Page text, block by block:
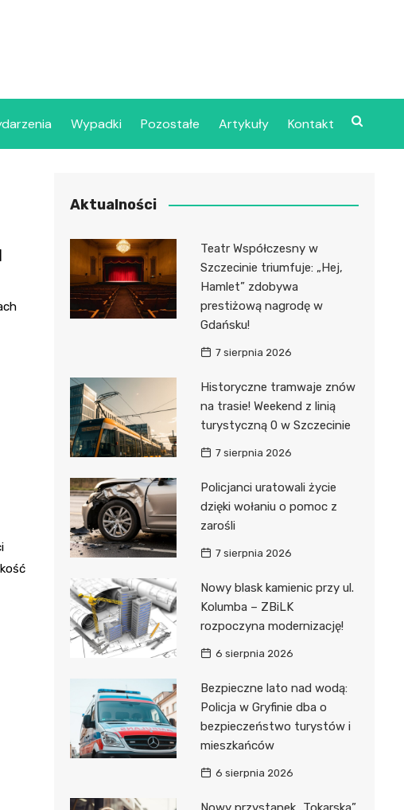
109 Szpital Wojskowy w
Szczecinie
Samodzielny Publiczny
Specjalistyczny Zakład
Opieki Zdrowotnej
Sokołowskiego
Pomorskiej Akademii
Medycznej
Samodzielny Publiczny
Specjalistyczny Szpital im.
A. Sokołowskiego
Samodzielny Publiczny
Wojewódzki Szpital
Zespolony im. M.
Skłodowskiej-Curi
Wypadki Pozostałe Artykuły Kontakt
Aktualności
Teatr Współczesny w
Szczecinie triumfuje: „Hej,
Hamlet” zdobywa
prestiżową nagrodę w
Gdańsku!
7 sierpnia 2026
Historyczne tramwaje znów
na trasie! Weekend z linią
turystyczną 0 w Szczecinie
7 sierpnia 2026
Policjanci uratowali życie
dzięki wołaniu o pomoc z
zarośli
7 sierpnia 2026
Nowy blask kamienic przy ul.
Kolumba – ZBiLK
rozpoczyna modernizację!
6 sierpnia 2026
Bezpieczne lato nad wodą:
Policja w Gryfinie dba o
bezpieczeństwo turystów i
mieszkańców
6 sierpnia 2026